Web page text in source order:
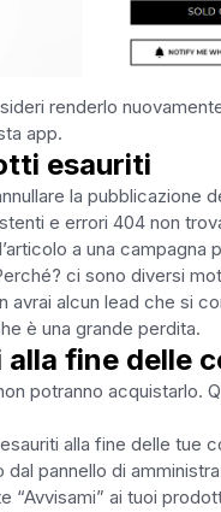
renderlo
app.
esauriti
la pubblicazione
e errori 404 non
a una campagna
ci sono diversi
avrai alcun lead che si
è una grande perdita.
fine delle
potranno acquistarlo.
alla fine delle tue
dal pannello di
“Avvisami” ai tuoi